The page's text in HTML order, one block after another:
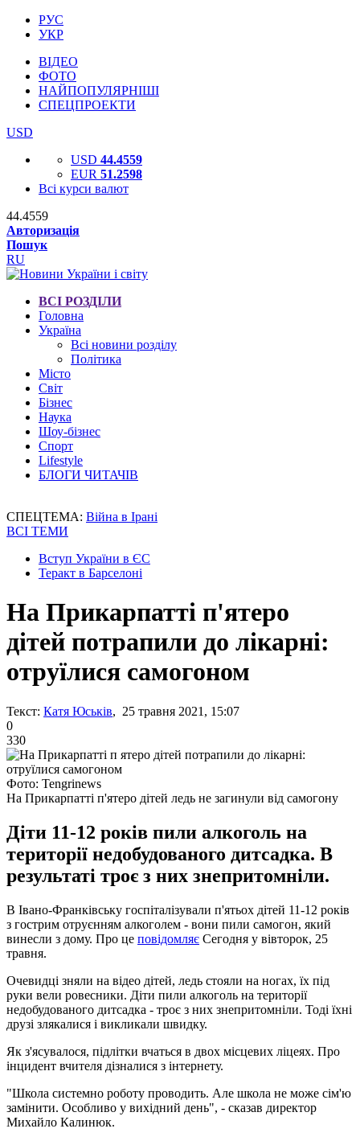
РУС
УКР
ВІДЕО
ФОТО
НАЙПОПУЛЯРНІШІ
СПЕЦПРОЕКТИ
USD
USD 44.4559
EUR 51.2598
Всі курси валют
44.4559
Авторизація
Пошук
RU
ВСІ РОЗДІЛИ
Головна
Україна
Всі новини розділу
Політика
Місто
Світ
Бізнес
Наука
Шоу-бізнес
Спорт
Lifestyle
БЛОГИ ЧИТАЧІВ
СПЕЦТЕМА: Війна в Ірані
ВСІ ТЕМИ
Вступ України в ЄС
Теракт в Барселоні
На Прикарпатті п'ятеро
дітей потрапили до лікарні:
отруїлися самогоном
Текст: Катя Юськів, 25 травня 2021, 15:07
0
330
Фото: Tengrinews
На Прикарпатті п'ятеро дітей ледь не загинули від самогону
Діти 11-12 років пили алкоголь на
території недобудованого дитсадка. В
результаті троє з них знепритомніли.
В Івано-Франківську госпіталізували п'ятьох дітей 11-12 років
з гострим отруєнням алкоголем - вони пили самогон, який
винесли з дому. Про це повідомляє Сегодня у вівторок, 25
травня.
Очевидці зняли на відео дітей, ледь стояли на ногах, їх під
руки вели ровесники. Діти пили алкоголь на території
недобудованого дитсадка - троє з них знепритомніли. Тоді їхні
друзі злякалися і викликали швидку.
Як з'ясувалося, підлітки вчаться в двох місцевих ліцеях. Про
інцидент вчителя дізналися з інтернету.
"Школа системно роботу проводить. Але школа не може сім'ю
замінити. Особливо у вихідний день", - сказав директор
Михайло Калинюк.